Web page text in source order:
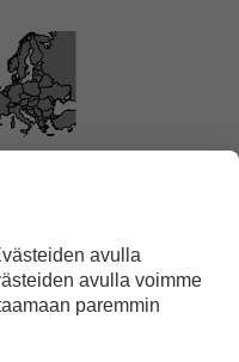
avulla
avulla voimme
paremmin